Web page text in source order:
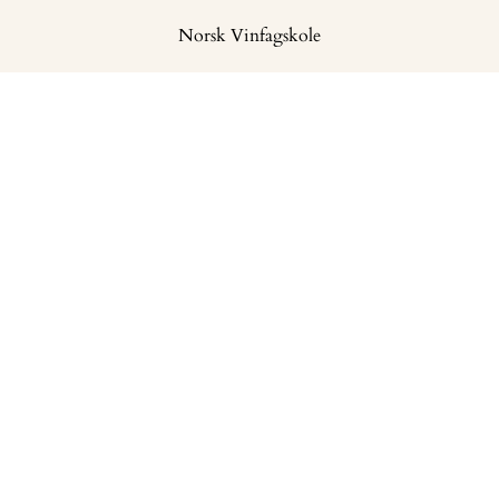
Norsk Vinfagskole